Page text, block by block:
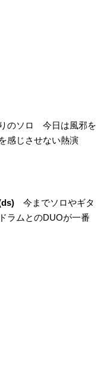
のソロ 今日は風邪を
感じさせない熱演
今までソロやギタ
ラムとのDUOが一番